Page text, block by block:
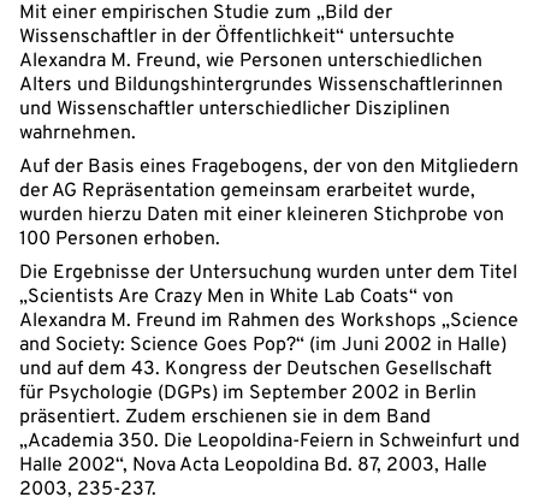
Mit einer empirischen Studie zum „Bild der
Wissenschaftler in der Öffentlichkeit“ untersuchte
Alexandra M. Freund, wie Personen unterschiedlichen
Alters und Bildungshintergrundes Wissenschaftlerinnen
und Wissenschaftler unterschiedlicher Disziplinen
wahrnehmen.
Auf der Basis eines Fragebogens, der von den Mitgliedern
der AG Repräsentation gemeinsam erarbeitet wurde,
wurden hierzu Daten mit einer kleineren Stichprobe von
100 Personen erhoben.
Die Ergebnisse der Untersuchung wurden unter dem Titel
„Scientists Are Crazy Men in White Lab Coats“ von
Alexandra M. Freund im Rahmen des Workshops „Science
and Society: Science Goes Pop?“ (im Juni 2002 in Halle)
und auf dem 43. Kongress der Deutschen Gesellschaft
für Psychologie (DGPs) im September 2002 in Berlin
präsentiert. Zudem erschienen sie in dem Band
„Academia 350. Die Leopoldina-Feiern in Schweinfurt und
Halle 2002“, Nova Acta Leopoldina Bd. 87, 2003, Halle
2003, 235-237.